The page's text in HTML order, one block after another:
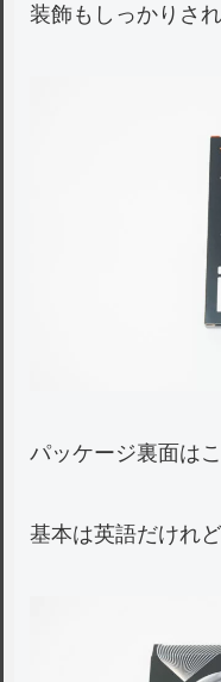
装飾もしっかりさ
パッケージ裏面は
基本は英語だけれ